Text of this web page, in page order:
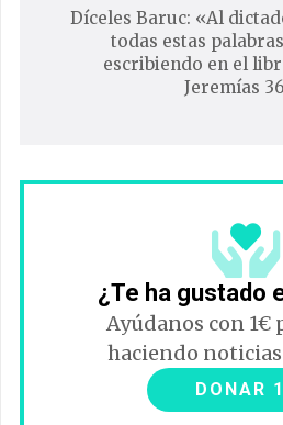
Díceles Baruc: «Al
todas estas
escribiendo en el
Jeremías
¿Te ha gustado
Ayúdanos con 1€
haciendo
DONAR